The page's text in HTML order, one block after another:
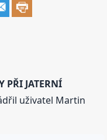
PŘI JATERNÍ
uživatel Martin